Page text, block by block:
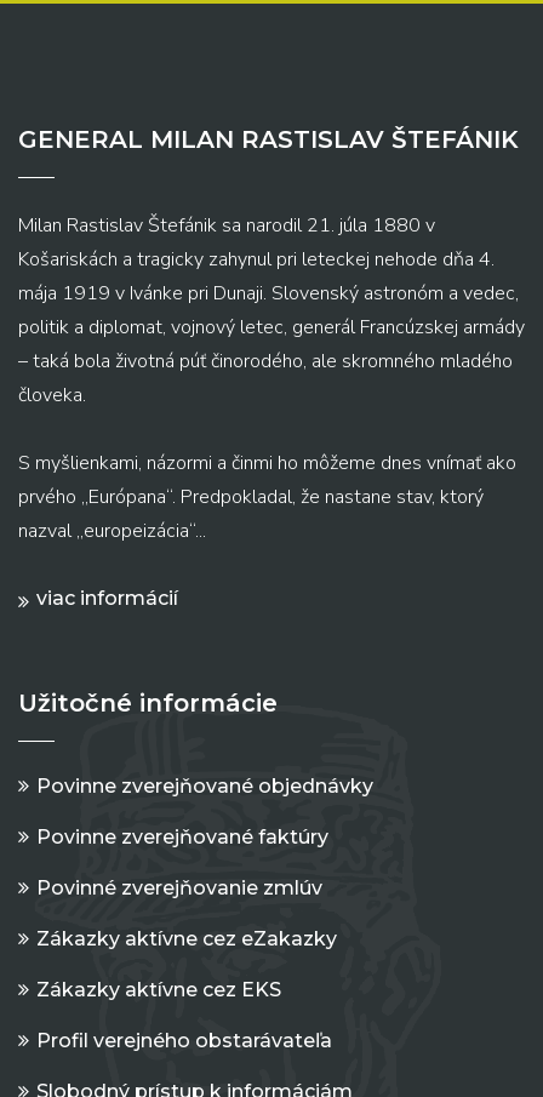
GENERAL MILAN RASTISLAV ŠTEFÁNIK
Milan Rastislav Štefánik sa narodil 21. júla 1880 v
Košariskách a tragicky zahynul pri leteckej nehode dňa 4.
mája 1919 v Ivánke pri Dunaji. Slovenský astronóm a vedec,
politik a diplomat, vojnový letec, generál Francúzskej armády
– taká bola životná púť činorodého, ale skromného mladého
človeka.
S myšlienkami, názormi a činmi ho môžeme dnes vnímať ako
prvého „Európana“. Predpokladal, že nastane stav, ktorý
nazval „europeizácia“...
viac informácií
Užitočné informácie
Povinne zverejňované objednávky
Povinne zverejňované faktúry
Povinné zverejňovanie zmlúv
Zákazky aktívne cez eZakazky
Zákazky aktívne cez EKS
Profil verejného obstarávateľa
Slobodný prístup k informáciám